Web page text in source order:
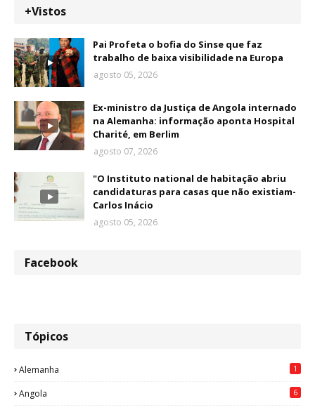
+Vistos
Pai Profeta o bofia do Sinse que faz
trabalho de baixa visibilidade na Europa
agosto 05, 2026
Ex-ministro da Justiça de Angola internado
na Alemanha: informação aponta Hospital
Charité, em Berlim
agosto 07, 2026
"O Instituto national de habitação abriu
candidaturas para casas que não existiam-
Carlos Inácio
agosto 05, 2026
Facebook
Tópicos
Alemanha 1
Angola 6